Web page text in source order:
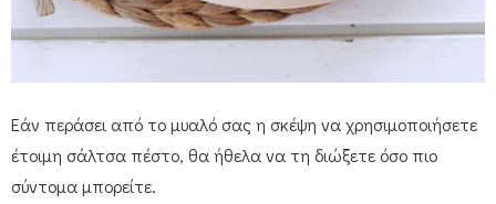
Εάν περάσει από το μυαλό σας η σκέψη να χρησιμοποιήσετε
έτοιμη σάλτσα πέστο, θα ήθελα να τη διώξετε όσο πιο
σύντομα μπορείτε.